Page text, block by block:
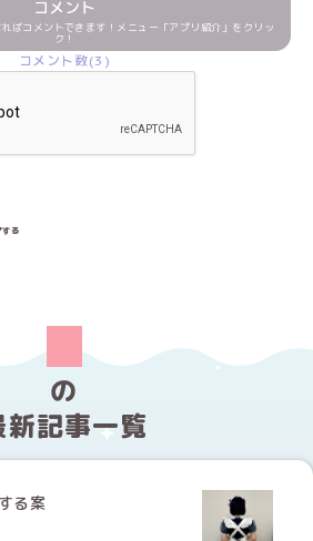
コメント
ばコメントできます！メニュー「アプリ紹介」をクリッ
ク！
コメント数(3)
する
の
新記事一覧
する案